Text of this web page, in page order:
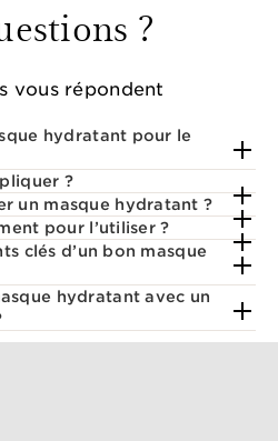
?
vous répondent
hydratant pour le
?
un masque hydratant ?
pour l’utiliser ?
clés d’un bon masque
hydratant avec un